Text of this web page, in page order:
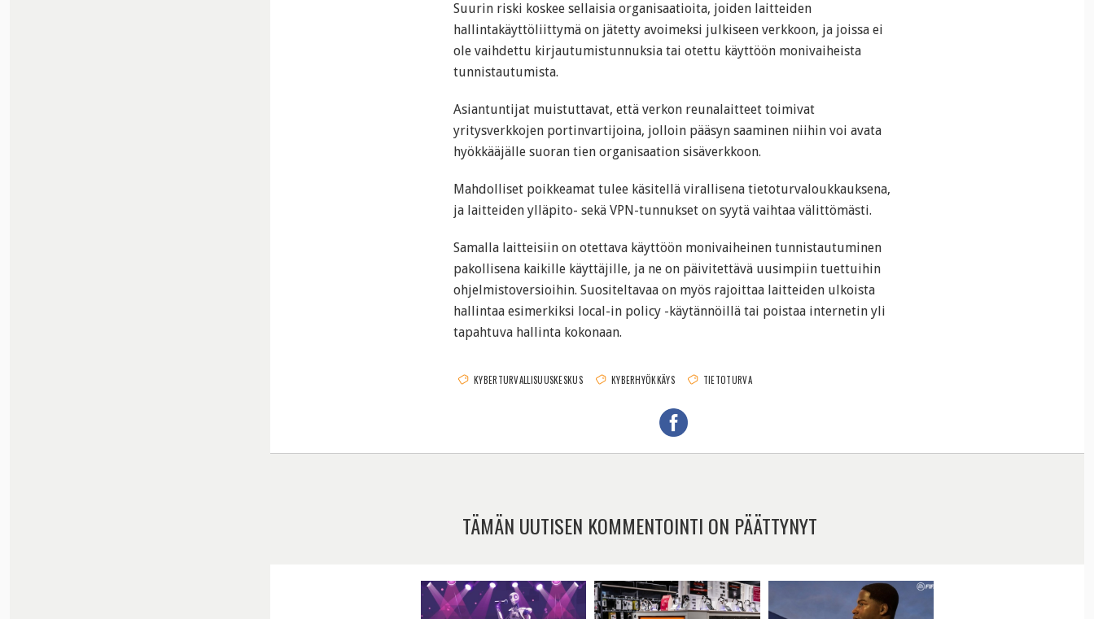
Suurin riski koskee sellaisia organisaatioita, joiden laitteiden
hallintakäyttöliittymä on jätetty avoimeksi julkiseen verkkoon, ja joissa ei
ole vaihdettu kirjautumistunnuksia tai otettu käyttöön monivaiheista
tunnistautumista.
Asiantuntijat muistuttavat, että verkon reunalaitteet toimivat
yritysverkkojen portinvartijoina, jolloin pääsyn saaminen niihin voi avata
hyökkääjälle suoran tien organisaation sisäverkkoon.
Mahdolliset poikkeamat tulee käsitellä virallisena tietoturvaloukkauksena,
ja laitteiden ylläpito- sekä VPN-tunnukset on syytä vaihtaa välittömästi.
Samalla laitteisiin on otettava käyttöön monivaiheinen tunnistautuminen
pakollisena kaikille käyttäjille, ja ne on päivitettävä uusimpiin tuettuihin
ohjelmistoversioihin. Suositeltavaa on myös rajoittaa laitteiden ulkoista
hallintaa esimerkiksi local-in policy -käytännöillä tai poistaa internetin yli
tapahtuva hallinta kokonaan.
KYBERTURVALLISUUSKESKUS KYBERHYÖKKÄYS TIETOTURVA
TÄMÄN UUTISEN KOMMENTOINTI ON PÄÄTTYNYT